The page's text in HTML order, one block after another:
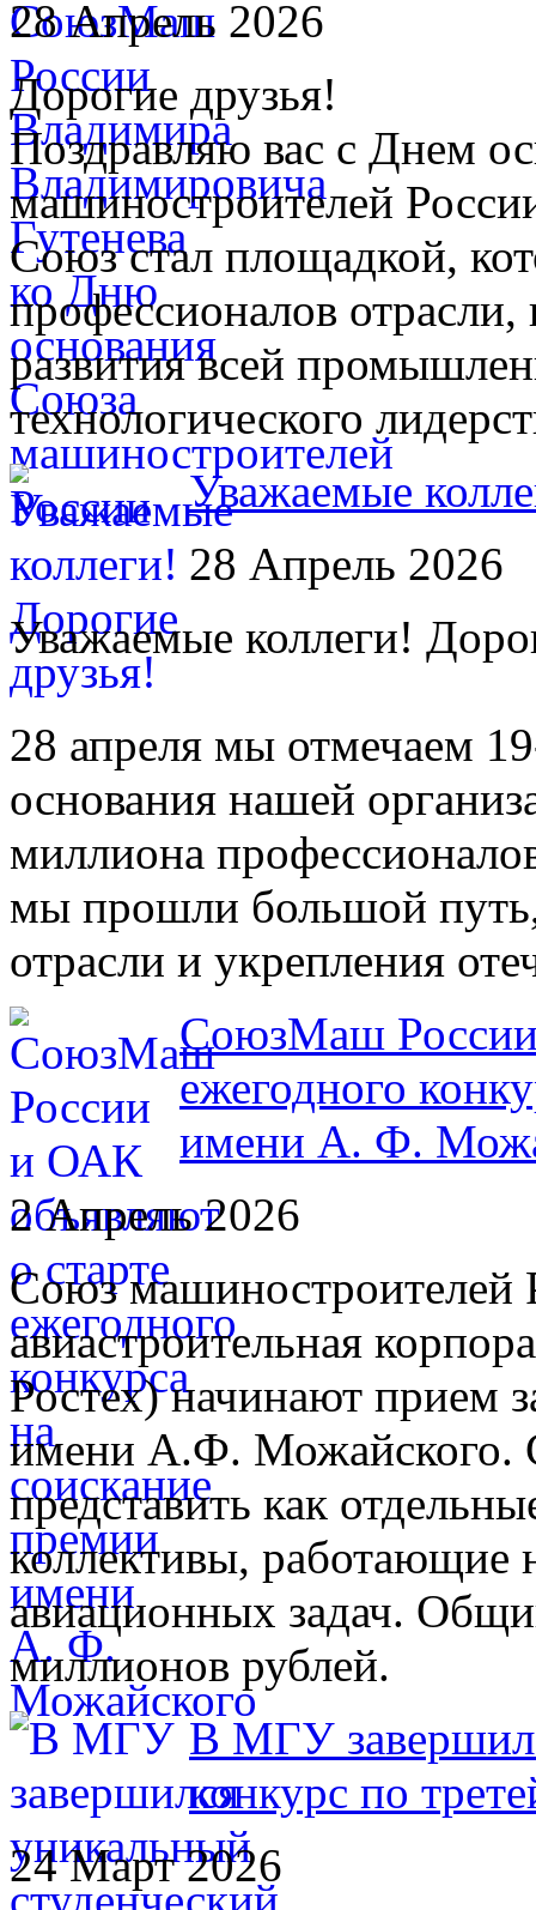
28 Апрель 2026
Дорогие друзья!
Поздравляю вас с Днем
машиностроителей
Союз стал площадкой,
профессионалов
развития всей
технологического
Уважаемые
28 Апрель 2026
Уважаемые коллеги!
28 апреля мы отмечаем
основания нашей
миллиона
мы прошли большой путь,
отрасли и укрепления
СоюзМаш России
ежегодного
имени А. Ф.
2 Апрель 2026
Союз машиностроителей
авиастроительная
Ростех) начинают прием
имени А.Ф. Можайского.
представить как
коллективы, работающие
авиационных задач.
миллионов рублей.
В МГУ
конкурс по
24 Март 2026